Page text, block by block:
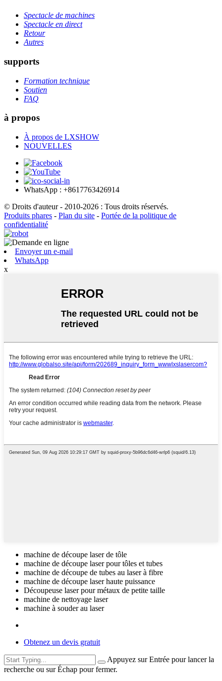
Spectacle de machines
Spectacle en direct
Retour
Autres
supports
Formation technique
Soutien
FAQ
à propos
À propos de LXSHOW
NOUVELLES
WhatsApp : +8617763426914
© Droits d'auteur - 2010-2026 : Tous droits réservés.
Produits phares - Plan du site - Portée de la politique de
confidentialité
Envoyer un e-mail
WhatsApp
x
machine de découpe laser de tôle
machine de découpe laser pour tôles et tubes
machine de découpe de tubes au laser à fibre
machine de découpe laser haute puissance
Découpeuse laser pour métaux de petite taille
machine de nettoyage laser
machine à souder au laser
Obtenez un devis gratuit
Appuyez sur Entrée pour lancer la
recherche ou sur Échap pour fermer.